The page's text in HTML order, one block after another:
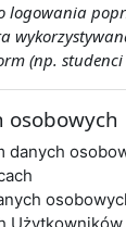
logowania
(np. studenci
osobowych
danych